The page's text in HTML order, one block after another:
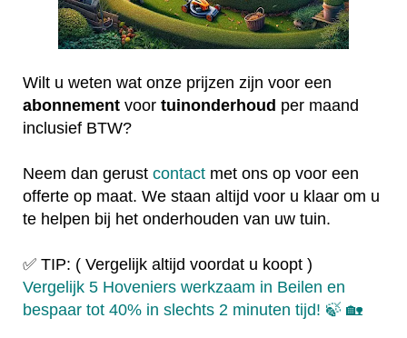
Wilt u weten wat onze prijzen zijn voor een
abonnement voor tuinonderhoud per maand
inclusief BTW?
Neem dan gerust contact met ons op voor een
offerte op maat. We staan altijd voor u klaar om u
te helpen bij het onderhouden van uw tuin.
✅ TIP: ( Vergelijk altijd voordat u koopt )
Vergelijk 5 Hoveniers werkzaam in Beilen en
bespaar tot 40% in slechts 2 minuten tijd! 🍃 🏡